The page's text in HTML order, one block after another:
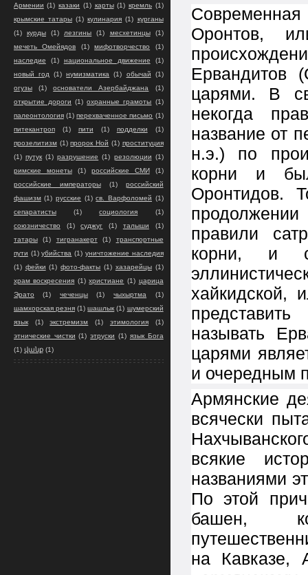
Оронтов,
Ервандитов
царями. В
некогда
название от
н.э.) по
корни и
Оронтидов.
правили
корни, и
хайкидской,
называть
царями
и очередным
Армянские
всячески
всякие
названиями
По этой
башен,
на Кавказе,
Армении (1) казаки (1) карты (1) кремль (1)
крымские татары (1) кулинария (1) курганы
(1)
курды (1) лезгины (1) месхетинцы
(1)
мечеть Омейядов
(1) мифотворчество
(1)
наследие
(1) национальное движение
(1)
новый год
(1) нумизматика (1) обычай
(1)
огузы
(1) основатели Азербайджана
(1)
открытие дороги (1) охранные грамоты (1)
палеонтология (1) перехваченное письмо (1)
питекантроп
(1) пити (1) подделки
(1)
прозелитизм (1) пророк Ной (1) проституция
(1) путук (1) разрушение (1) резолюции (1)
римские монеты
(1) российские СМИ
(1)
российские императоры
(1)
российский
фашизм (1) русские (1) св. Варфоломей (1)
сепаратисты
(1) социология
(1)
союзничество
(1) суджуг (1) талыши
(1)
татары
(1) тигранакерт (1)
транспортные
пути (1) убийства (1) уничтожение наследия
(1) фейки (1) фото-факты (1) хазарейцы (1)
храм воскресения (1) христиане (1) царица
Эрато
(1) чеченцы (1) чыхыртма
(1)
шамхорская резня (1) шашлык (1) шумерский
язык
(1) экстремизм (1) этимология
(1)
этнические чистки (1) этруски (1) язык Бога
(1) վանք (1)